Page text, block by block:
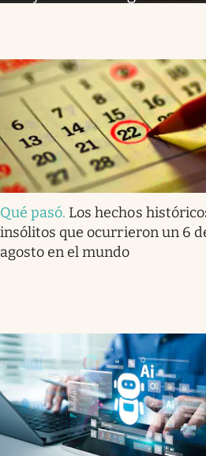
Qué pasó. Los hechos
insólitos que ocurrieron un 6
agosto en el mundo